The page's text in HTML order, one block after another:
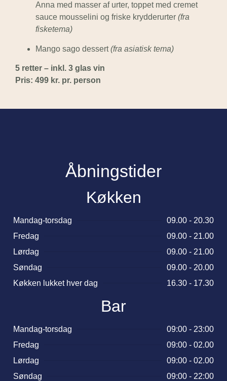
Anna med masser af urter, toppet med cremet
sauce mousselini og friske krydderurter (fra
fisketema)
Mango sago dessert(fra asiatisk tema)
5 retter – inkl. 3 glas vin
Pris: 499 kr. pr. person
Åbningstider
Køkken
Mandag-torsdag
09.00 - 20.30
Fredag
09.00 - 21.00
Lørdag
09.00 - 21.00
Søndag
09.00 - 20.00
Køkken lukket hver dag
16.30 - 17.30
Bar
Mandag-torsdag
09:00 - 23:00
Fredag
09:00 - 02.00
Lørdag
09:00 - 02.00
Søndag
09:00 - 22:00